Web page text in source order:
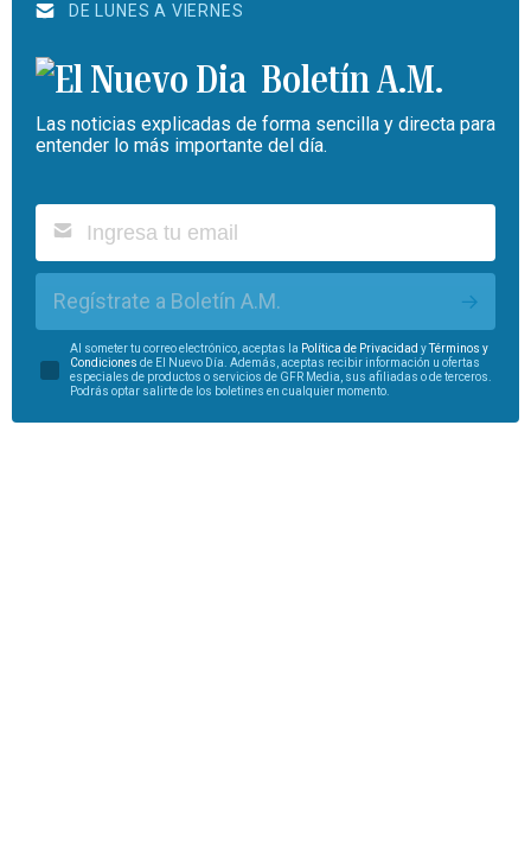
DE LUNES A VIERNES
Boletín A.M.
Las noticias explicadas de forma sencilla y directa para
entender lo más importante del día.
Regístrate a Boletín A.M.
Al someter tu correo electrónico, aceptas la Política de Privacidad y
Términos y
Condiciones de El Nuevo Día. Además, aceptas recibir información u ofertas
especiales de productos o servicios de GFR Media, sus afiliadas o de terceros.
Podrás optar salirte de los boletines en cualquier momento.